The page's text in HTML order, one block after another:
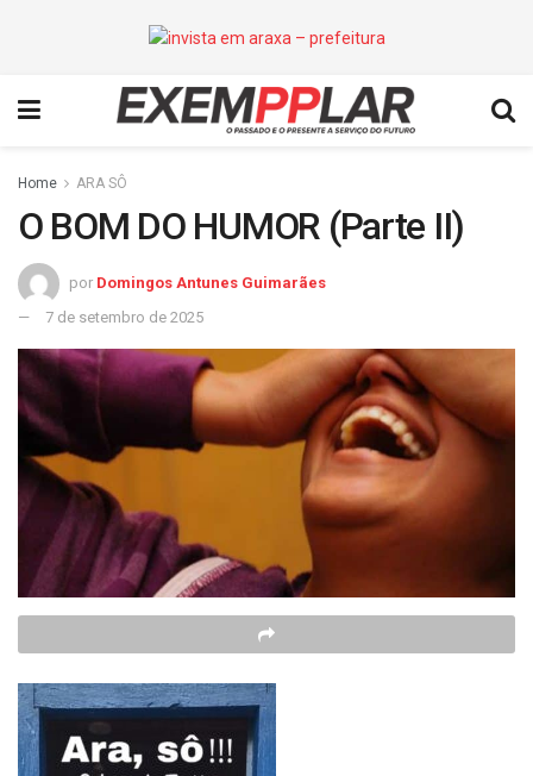
Home ARA SÔ
O BOM DO HUMOR (Parte II)
por Domingos Antunes Guimarães
7 de setembro de 2025